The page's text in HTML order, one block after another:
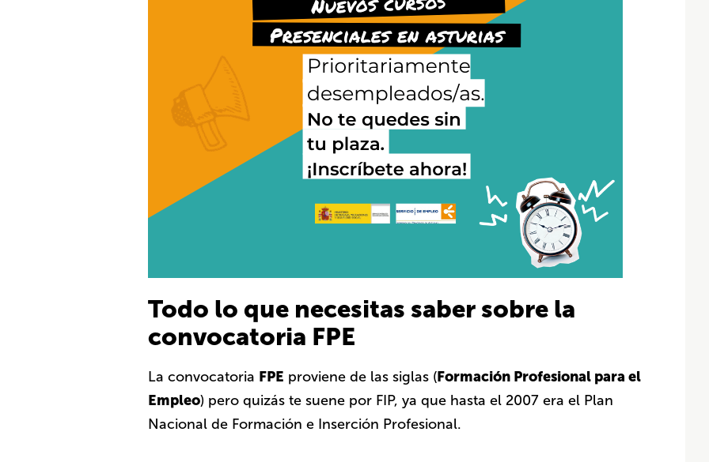
Todo lo que necesitas saber sobre la
convocatoria FPE
La convocatoria FPE proviene de las siglas (Formación Profesional para el
Empleo) pero quizás te suene por FIP, ya que hasta el 2007 era el Plan
Nacional de Formación e Inserción Profesional.